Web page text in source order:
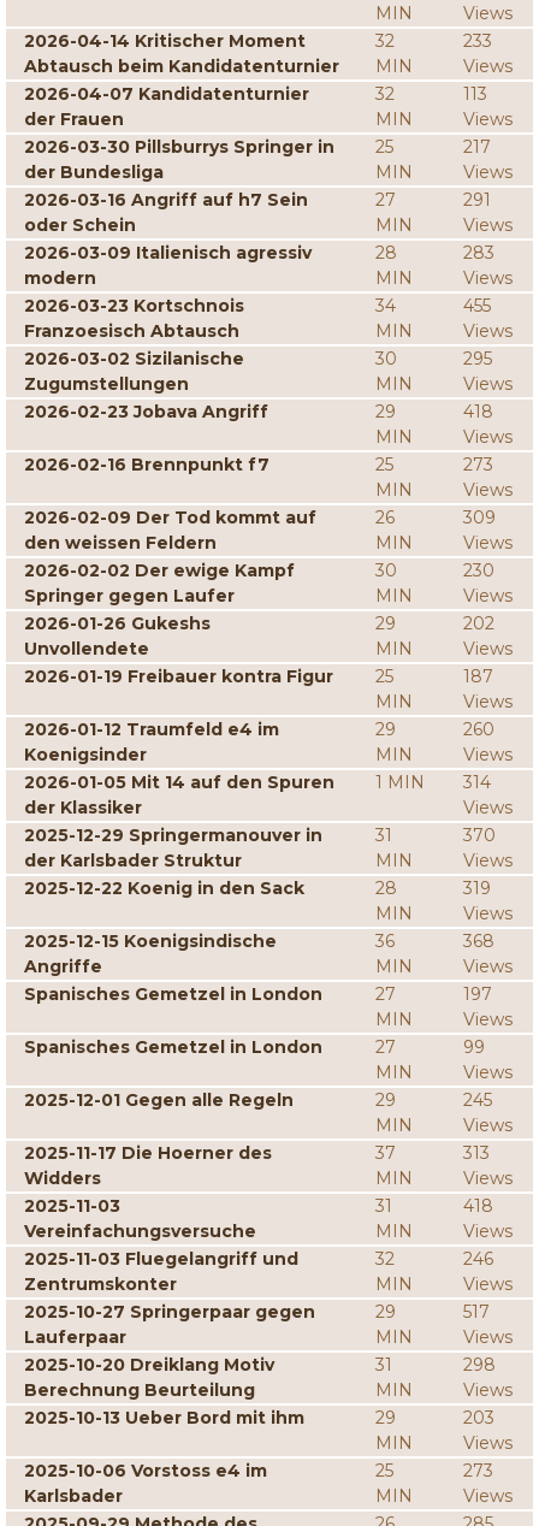
MIN
Views
2026-04-14 Kritischer Moment
Abtausch beim Kandidatenturnier
32
MIN
233
Views
2026-04-07 Kandidatenturnier
der Frauen
32
MIN
113
Views
2026-03-30 Pillsburrys Springer in
der Bundesliga
25
MIN
217
Views
2026-03-16 Angriff auf h7 Sein
oder Schein
27
MIN
291
Views
2026-03-09 Italienisch agressiv
modern
28
MIN
283
Views
2026-03-23 Kortschnois
Franzoesisch Abtausch
34
MIN
455
Views
2026-03-02 Sizilanische
Zugumstellungen
30
MIN
295
Views
2026-02-23 Jobava Angriff
29
MIN
418
Views
2026-02-16 Brennpunkt f7
25
MIN
273
Views
2026-02-09 Der Tod kommt auf
den weissen Feldern
26
MIN
309
Views
2026-02-02 Der ewige Kampf
Springer gegen Laufer
30
MIN
230
Views
2026-01-26 Gukeshs
Unvollendete
29
MIN
202
Views
2026-01-19 Freibauer kontra Figur
25
MIN
187
Views
2026-01-12 Traumfeld e4 im
Koenigsinder
29
MIN
260
Views
2026-01-05 Mit 14 auf den Spuren
der Klassiker
1 MIN
314
Views
2025-12-29 Springermanouver in
der Karlsbader Struktur
31
MIN
370
Views
2025-12-22 Koenig in den Sack
28
MIN
319
Views
2025-12-15 Koenigsindische
Angriffe
36
MIN
368
Views
Spanisches Gemetzel in London
27
MIN
197
Views
Spanisches Gemetzel in London
27
MIN
99
Views
2025-12-01 Gegen alle Regeln
29
MIN
245
Views
2025-11-17 Die Hoerner des
Widders
37
MIN
313
Views
2025-11-03
Vereinfachungsversuche
31
MIN
418
Views
2025-11-03 Fluegelangriff und
Zentrumskonter
32
MIN
246
Views
2025-10-27 Springerpaar gegen
Lauferpaar
29
MIN
517
Views
2025-10-20 Dreiklang Motiv
Berechnung Beurteilung
31
MIN
298
Views
2025-10-13 Ueber Bord mit ihm
29
MIN
203
Views
2025-10-06 Vorstoss e4 im
Karlsbader
25
MIN
273
Views